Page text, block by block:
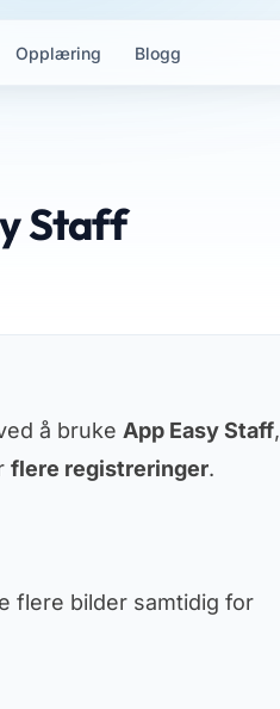
Opplæring Blogg
Staff
å bruke App Easy Staff,
flere registreringer.
flere bilder samtidig for